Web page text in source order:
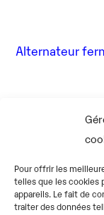
Pour offrir les
telles que les cookies
appareils. Le fait de
traiter des données
Alternateur